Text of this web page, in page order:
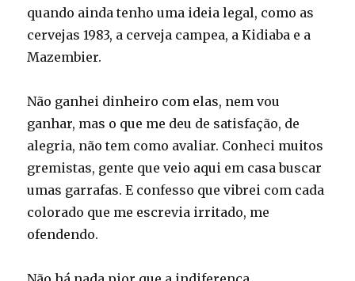
quando ainda tenho uma ideia legal, como as
cervejas 1983, a cerveja campea, a Kidiaba e a
Mazembier.
Não ganhei dinheiro com elas, nem vou
ganhar, mas o que me deu de satisfação, de
alegria, não tem como avaliar. Conheci muitos
gremistas, gente que veio aqui em casa buscar
umas garrafas. E confesso que vibrei com cada
colorado que me escrevia irritado, me
ofendendo.